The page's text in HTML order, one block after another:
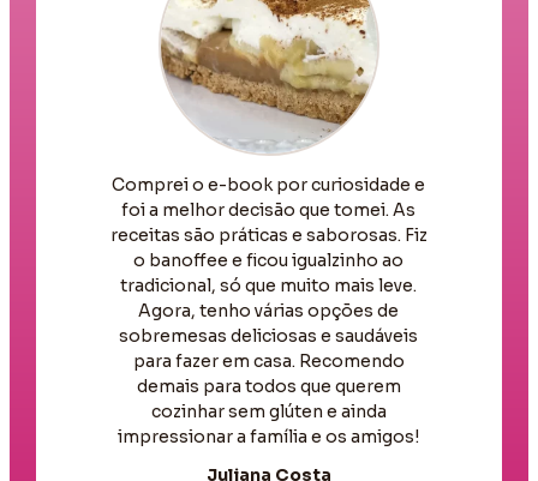
Comprei o e-book por curiosidade e
foi a melhor decisão que tomei. As
receitas são práticas e saborosas. Fiz
o banoffee e ficou igualzinho ao
tradicional, só que muito mais leve.
Agora, tenho várias opções de
sobremesas deliciosas e saudáveis
para fazer em casa. Recomendo
demais para todos que querem
cozinhar sem glúten e ainda
impressionar a família e os amigos!
Juliana Costa